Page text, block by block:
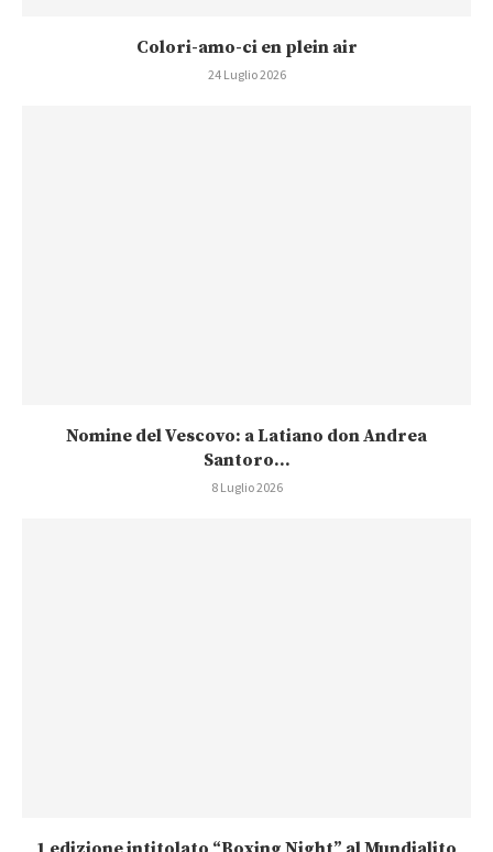
Colori-amo-ci en plein air
24 Luglio 2026
Nomine del Vescovo: a Latiano don Andrea
Santoro...
8 Luglio 2026